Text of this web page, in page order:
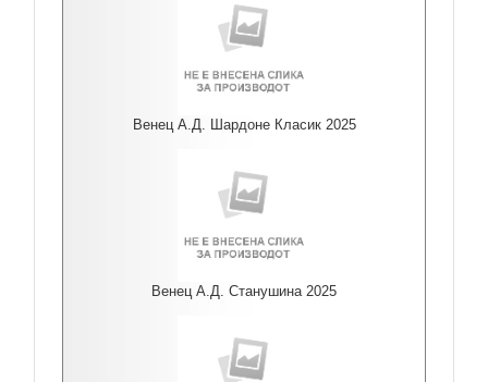
Венец А.Д. Шардоне Класик 2025
Венец А.Д. Станушина 2025